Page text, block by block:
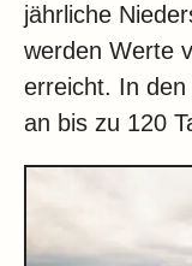
jährliche
werden Werte
erreicht. In
an bis zu 120